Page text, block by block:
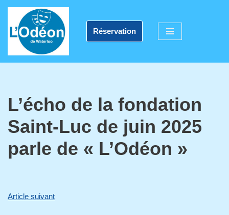
Aller
au
contenu
Réservation
L’écho de la fondation
Saint-Luc de juin 2025
parle de « L’Odéon »
Article suivant